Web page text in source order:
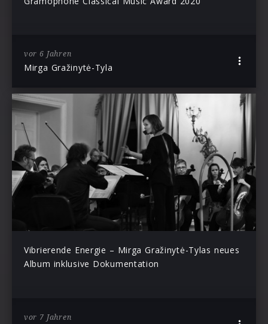
vor 6 Jahren
Mirga Gražinytė-Tyla
Vibrierende Energie – Mirga Gražinytė-Tylas neues
Album inklusive Dokumentation
vor 7 Jahren